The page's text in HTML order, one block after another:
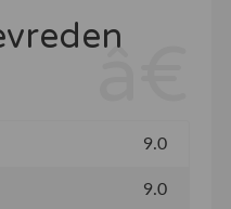
9.0
9.0